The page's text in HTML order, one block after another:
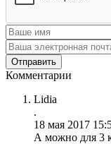
Комментарии
Lidia
.
18 мая 2017
А можно для 3